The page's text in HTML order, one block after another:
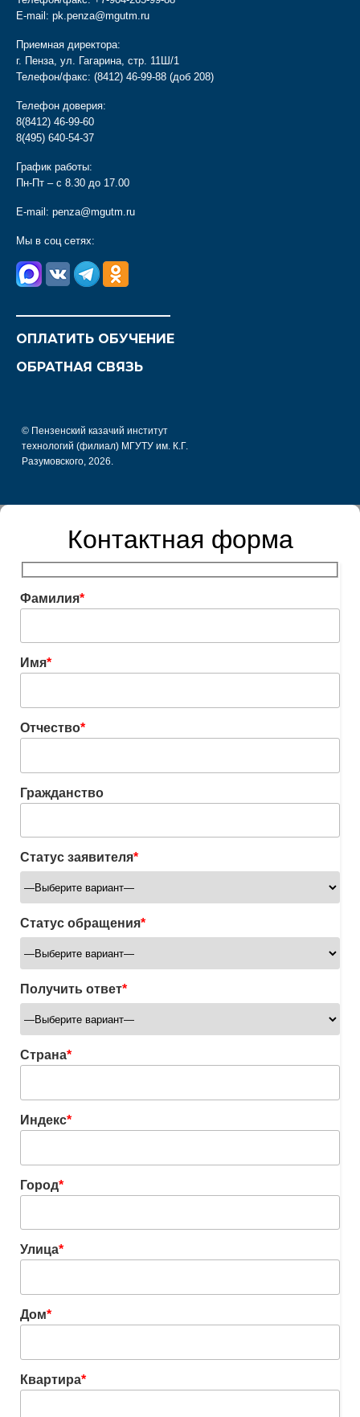
E-mail: pk.penza@mgutm.ru
Приемная директора:
г. Пенза, ул. Гагарина, стр. 11Ш/1
Телефон/факс: (8412) 46-99-88 (доб 208)
Телефон доверия:
8(8412) 46-99-60
8(495) 640-54-37
График работы:
Пн-Пт – с 8.30 до 17.00
E-mail: penza@mgutm.ru
Мы в соц сетях:
ОПЛАТИТЬ ОБУЧЕНИЕ
ОБРАТНАЯ СВЯЗЬ
© Пензенский казачий институт
технологий (филиал) МГУТУ им. К.Г.
Разумовского, 2026.
Контактная форма
Фамилия*
Имя*
Отчество*
Гражданство
Статус заявителя*
Статус обращения*
Получить ответ*
Страна*
Индекс*
Город*
Улица*
Дом*
Квартира*